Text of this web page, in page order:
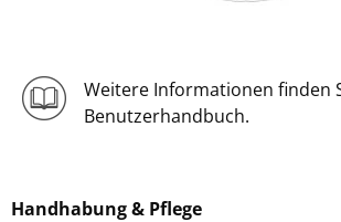
Weitere Informationen finden
Benutzerhandbuch.
Handhabung & Pflege